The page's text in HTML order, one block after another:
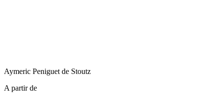
Aymeric Peniguet de Stoutz
A partir de